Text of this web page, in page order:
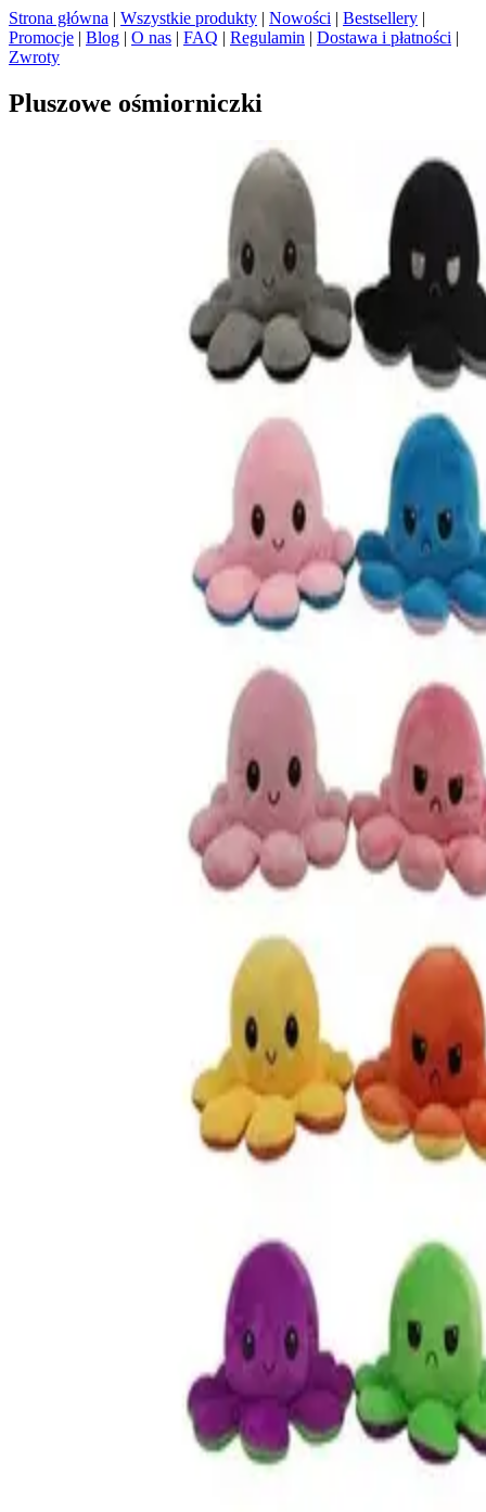
Strona główna | Wszystkie produkty | Nowości | Bestsellery |
Promocje | Blog | O nas | FAQ | Regulamin | Dostawa i płatności |
Zwroty
Pluszowe ośmiorniczki